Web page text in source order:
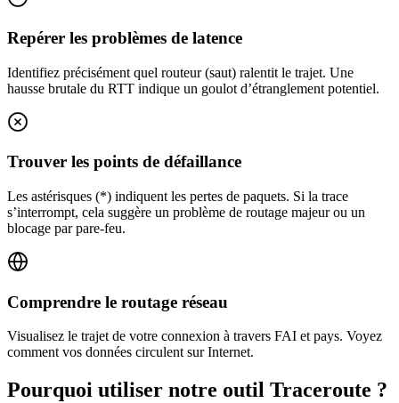
Repérer les problèmes de latence
Identifiez précisément quel routeur (saut) ralentit le trajet. Une
hausse brutale du RTT indique un goulot d’étranglement potentiel.
Trouver les points de défaillance
Les astérisques (*) indiquent les pertes de paquets. Si la trace
s’interrompt, cela suggère un problème de routage majeur ou un
blocage par pare‑feu.
Comprendre le routage réseau
Visualisez le trajet de votre connexion à travers FAI et pays. Voyez
comment vos données circulent sur Internet.
Pourquoi utiliser notre outil Traceroute ?